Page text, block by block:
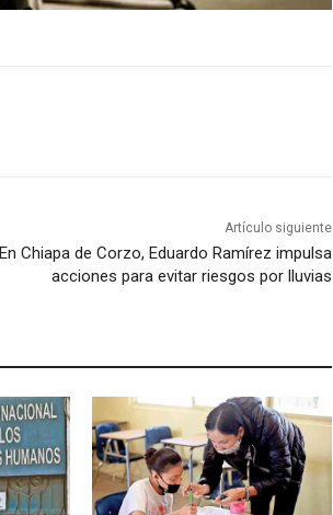
Artículo siguiente
En Chiapa de Corzo, Eduardo Ramírez impulsa
acciones para evitar riesgos por lluvias